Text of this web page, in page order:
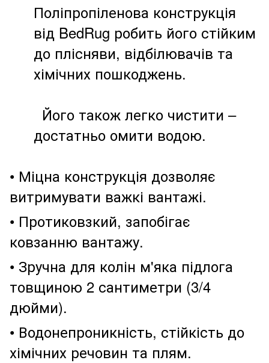
Поліпропіленова конструкція
від BedRug робить його стійким
до плісняви, відбілювачів та
хімічних пошкоджень.
Його також легко чистити –
достатньо омити водою.
• Міцна конструкція дозволяє
витримувати важкі вантажі.
• Протиковзкий, запобігає
ковзанню вантажу.
• Зручна для колін м'яка підлога
товщиною 2 сантиметри (3/4
дюйми).
• Водонепроникність, стійкість до
хімічних речовин та плям.